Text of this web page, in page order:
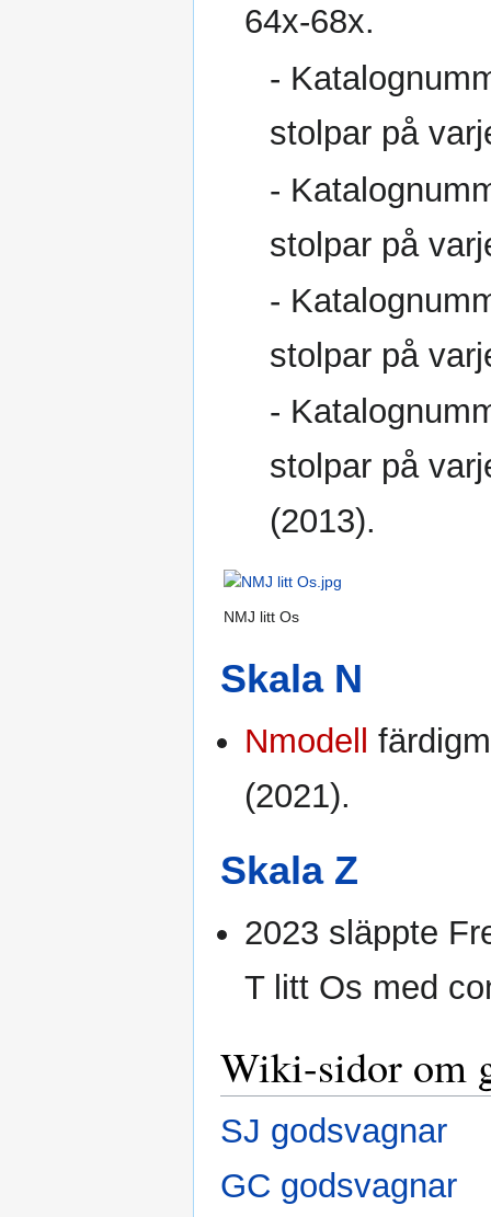
64x-68x.
-
stolpar på
-
stolpar på
-
stolpar på
-
stolpar på
(2013).
NMJ litt Os
Skala N
Nmodell
(2021).
Skala Z
2023 släppte
T litt Os med
Wiki-sidor om
SJ godsvagnar
GC godsvagnar